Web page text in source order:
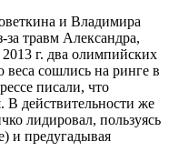
и Владимира
травм Александра,
г. два олимпийских
веса сошлись на ринге в
писали, что
В действительности же
лидировал, пользуясь
и предугадывая